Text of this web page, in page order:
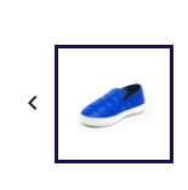
